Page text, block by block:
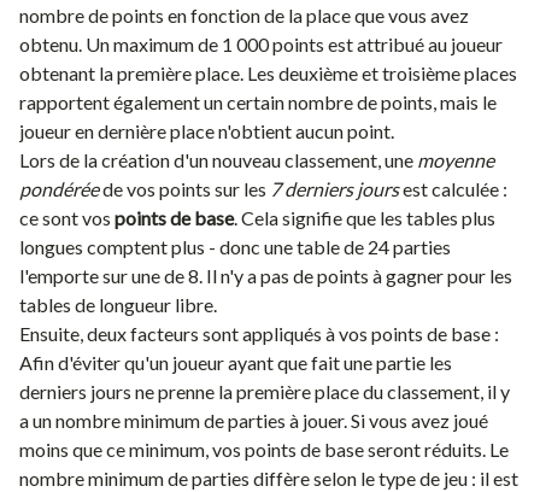
nombre de points en fonction de la place que vous avez
obtenu. Un maximum de 1 000 points est attribué au joueur
obtenant la première place. Les deuxième et troisième places
rapportent également un certain nombre de points, mais le
joueur en dernière place n'obtient aucun point.
Lors de la création d'un nouveau classement, une moyenne
pondéréede vos points sur les 7 derniers joursest calculée :
ce sont vos points de base.Cela signifie que les tables plus
longues comptent plus - donc une table de 24 parties
l'emporte sur une de 8. Il n'y a pas de points à gagner pour les
tables de longueur libre.
Ensuite, deux facteurs sont appliqués à vos points de base :
Afin d'éviter qu'un joueur ayant que fait une partie les
derniers jours ne prenne la première place du classement, il y
a un nombre minimum de parties à jouer. Si vous avez joué
moins que ce minimum, vos points de base seront réduits. Le
nombre minimum de parties diffère selon le type de jeu : il est